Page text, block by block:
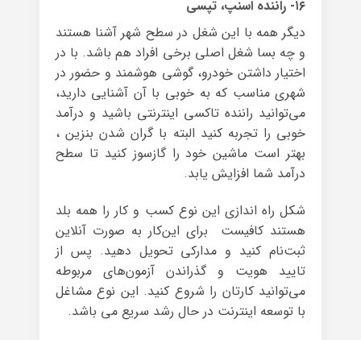
۱۶- راننده‌ اسنپ، تپسی
دیگر همه با این شغل در سطح شهر آشنا هستند
و چه بسا شغل اصلی برخی افراد هم باشد. با در
اختیار داشتن خودرو، گوشی هوشمند و حضور در
شهری مناسب که به خوبی با آن آشنایی دارید،
می‌توانید راننده‌ تاکسی اینترنتی باشید و درآمد
خوبی را تجربه کنید البته با گران شدن بنزین ،
بهتر است ماشین خود را گازسوز کنید تا سطح
درآمد شما افزایش یابد.
شکل راه اندازی این نوع کسب و کار را همه بلد
هستند کافیست برای این‌کار به صورت آنلاین
ثبت‌نام کنید و مدارکی تحویل دهید. پس از
تایید هویت و گذراندن آزمون‌های مربوطه
می‌توانید کارتان را شروع کنید. این نوع مشاغل
با توسعه اینترنت در حال رشد سریع می باشد.